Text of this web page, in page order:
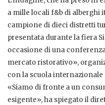
a mille locali f&b di alberghi
campione di dieci distretti
presentata durante la fiera
occasione di una
mercato ristorativo»,
con la scuola
«Siamo di fronte a un
esigente», ha spiegato il